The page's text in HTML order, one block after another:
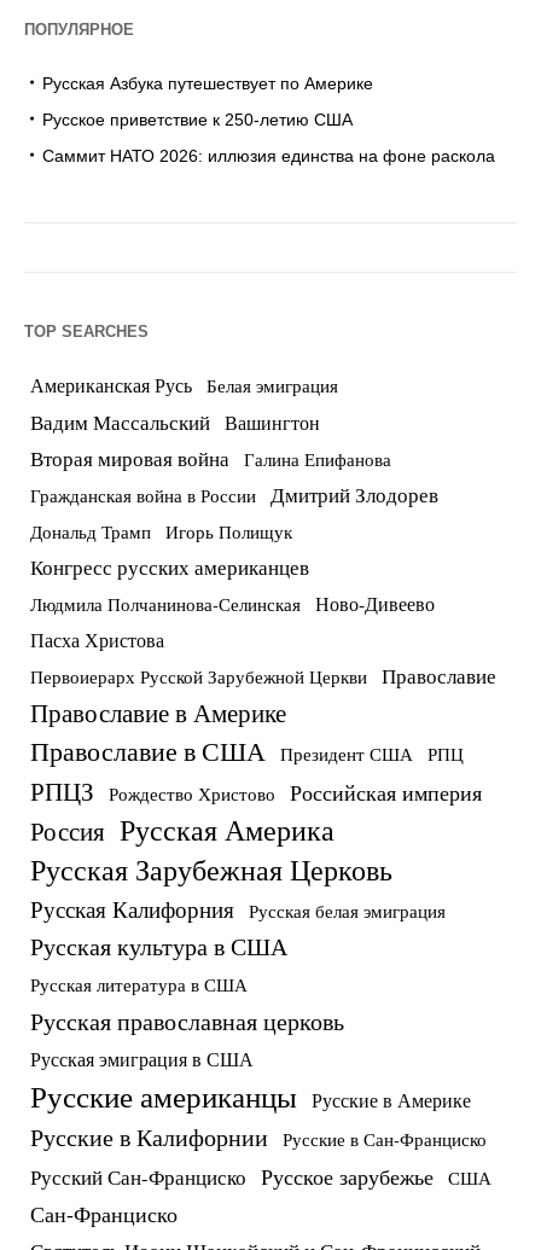
ПОПУЛЯРНОЕ
Русская Азбука путешествует по Америке
Русское приветствие к 250-летию США
Саммит НАТО 2026: иллюзия единства на фоне раскола
TOP SEARCHES
Американская Русь Белая эмиграция
Вадим Массальский Вашингтон
Вторая мировая война Галина Епифанова
Гражданская война в России Дмитрий Злодорев
Дональд Трамп Игорь Полищук
Конгресс русских американцев
Людмила Полчанинова-Селинская Ново-Дивеево
Пасха Христова
Первоиерарх Русской Зарубежной Церкви Православие
Православие в Америке
Православие в США Президент США РПЦ
РПЦЗ Рождество Христово Российская империя
Россия Русская Америка
Русская Зарубежная Церковь
Русская Калифорния Русская белая эмиграция
Русская культура в США
Русская литература в США
Русская православная церковь
Русская эмиграция в США
Русские американцы Русские в Америке
Русские в Калифорнии Русские в Сан-Франциско
Русский Сан-Франциско Русское зарубежье США
Сан-Франциско